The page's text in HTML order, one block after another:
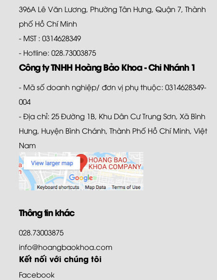
396A Lê Văn Lương, Phường Tân Hưng, Quận 7, Thành
phố Hồ Chí Minh
- MST : 0314628349
- Hotline: 028.73003875
Công ty TNHH Hoàng Bảo Khoa - Chi Nhánh 1
- Mã số doanh nghiệp/ đơn vị phụ thuộc: 0314628349-
004
- Địa chỉ: 25 Đường 1B, Khu Dân Cư Trung Sơn, Xã Bình
Hưng, Huyện Bình Chánh, Thành Phố Hồ Chí Minh, Việt
Nam
Thông tin khác
028.73003875
info@hoangbaokhoa.com
Kết nối với chúng tôi
Facebook